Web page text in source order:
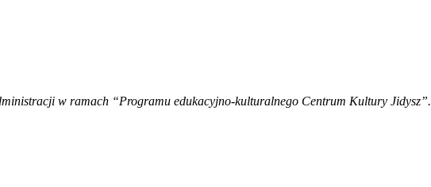
w ramach “Programu edukacyjno-kulturalnego Centrum Kultury Jidysz”.